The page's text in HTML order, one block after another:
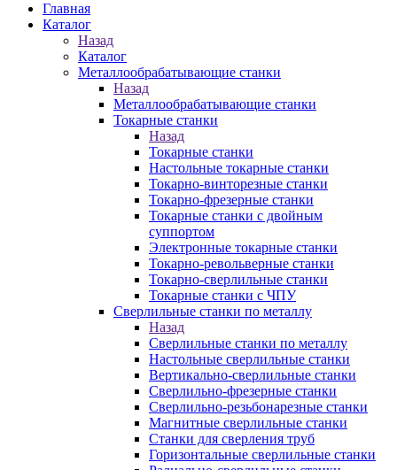
Главная
Каталог
Назад
Каталог
Металлообрабатывающие станки
Назад
Металлообрабатывающие станки
Токарные станки
Назад
Токарные станки
Настольные токарные станки
Токарно-винторезные станки
Токарно-фрезерные станки
Токарные станки с двойным
суппортом
Электронные токарные станки
Токарно-револьверные станки
Токарно-сверлильные станки
Токарные станки с ЧПУ
Сверлильные станки по металлу
Назад
Сверлильные станки по металлу
Настольные сверлильные станки
Вертикально-сверлильные станки
Сверлильно-фрезерные станки
Сверлильно-резьбонарезные станки
Магнитные сверлильные станки
Станки для сверления труб
Горизонтальные сверлильные станки